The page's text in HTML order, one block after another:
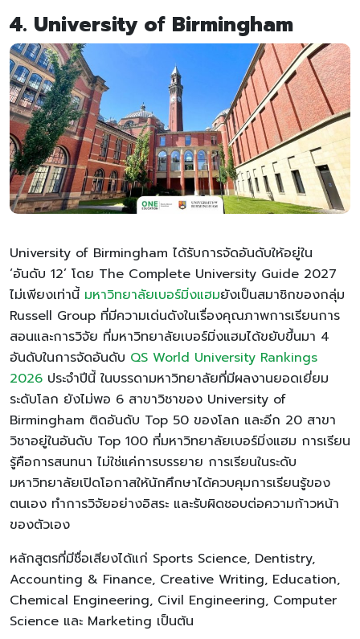
4. University of Birmingham
University of Birmingham ได้รับการจัดอันดับให้อยู่ใน
‘อันดับ 12’ โดย The Complete University Guide 2027
ไม่เพียงเท่านี้ มหาวิทยาลัยเบอร์มิ่งแฮมยังเป็นสมาชิกของกลุ่ม
Russell Group ที่มีความเด่นดังในเรื่องคุณภาพการเรียนการ
สอนและการวิจัย ที่มหาวิทยาลัยเบอร์มิ่งแฮมได้ขยับขึ้นมา 4
อันดับในการจัดอันดับ QS World University Rankings
2026 ประจำปีนี้ ในบรรดามหาวิทยาลัยที่มีผลงานยอดเยี่ยม
ระดับโลก ยังไม่พอ 6 สาขาวิชาของ University of
Birmingham ติดอันดับ Top 50 ของโลก และอีก 20 สาขา
วิชาอยู่ในอันดับ Top 100 ที่มหาวิทยาลัยเบอร์มิ่งแฮม การเรียน
รู้คือการสนทนา ไม่ใช่แค่การบรรยาย การเรียนในระดับ
มหาวิทยาลัยเปิดโอกาสให้นักศึกษาได้ควบคุมการเรียนรู้ของ
ตนเอง ทำการวิจัยอย่างอิสระ และรับผิดชอบต่อความก้าวหน้า
ของตัวเอง
หลักสูตรที่มีชื่อเสียงได้แก่ Sports Science, Dentistry,
Accounting & Finance, Creative Writing, Education,
Chemical Engineering, Civil Engineering, Computer
Science และ Marketing เป็นต้น